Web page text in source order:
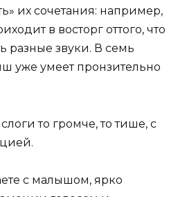
их сочетания: например,
в восторг оттого, что
разные звуки. В семь
уже умеет пронзительно
то громче, то тише, с
с малышом, ярко